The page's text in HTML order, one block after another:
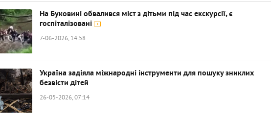
На Буковині обвалився міст з дітьми під час екскурсії, є
госпіталізовані
7-06-2026, 14:58
Україна задіяла міжнародні інструменти для пошуку зниклих
безвісти дітей
26-05-2026, 07:14